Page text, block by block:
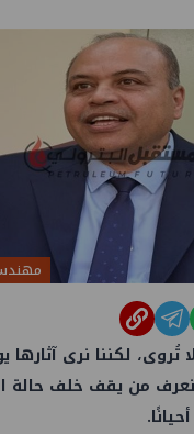
تُروى، لكننا نرى آثارها
من يقف خلف حالة